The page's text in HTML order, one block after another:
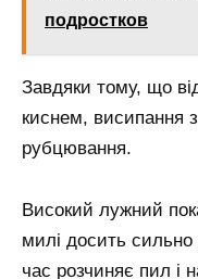
подростков
Завдяки тому, що
киснем, висипання
рубцювання.
Високий лужний
милі досить
час розчиняє пил і